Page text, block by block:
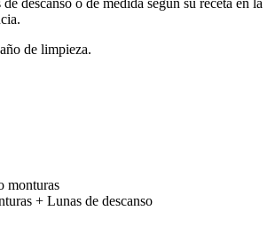
de limpieza.
monturas
+ Lunas de descanso